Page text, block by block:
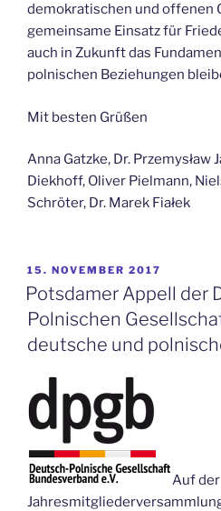
demokratischen und offenen
gemeinsame Einsatz für
auch in Zukunft das
polnischen Beziehungen
Mit besten Grüßen
Anna Gatzke, Dr. Przemysław
Diekhoff, Oliver Pielmann,
Schröter, Dr. Marek Fiałek
VERÖFFENTLICHT
AM
15. NOVEMBER 2017
Potsdamer Appell der
Polnischen
deutsche und
Auf der